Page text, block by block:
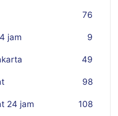
76
jam 9
49
98
24 jam 108